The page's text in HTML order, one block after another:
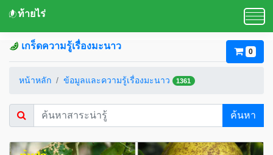
ท้ายไร่
เกร็ดความรู้เรื่องมะนาว
0
หน้าหลัก ข้อมูลและความรู้เรื่องมะนาว 1361
ค้นหา